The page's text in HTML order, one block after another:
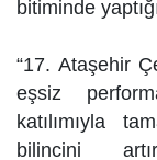
bitiminde
“17. Ataşehir
eşsiz
katılımıyla
bilincini